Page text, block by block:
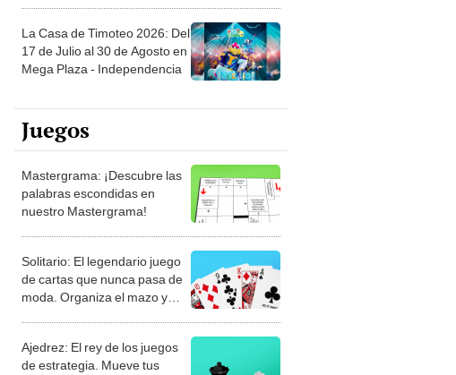
La Casa de Timoteo 2026: Del
17 de Julio al 30 de Agosto en
Mega Plaza - Independencia
Juegos
Mastergrama: ¡Descubre las
palabras escondidas en
nuestro Mastergrama!
Solitario: El legendario juego
de cartas que nunca pasa de
moda. Organiza el mazo y
Ajedrez: El rey de los juegos
de estrategia. Mueve tus